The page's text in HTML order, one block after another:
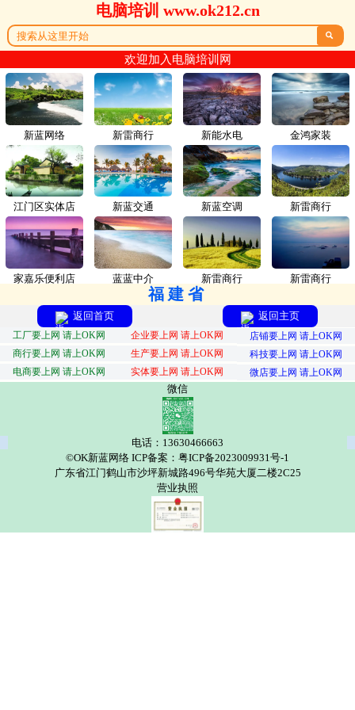
电脑培训 www.ok212.cn

欢迎加入电脑培训网
新蓝网络 新雷商行
江门区实体店 新蓝交通
家嘉乐便利店 蓝蓝中介
新能水电 金鸿家装
新蓝空调 新雷商行
新雷商行 新雷商行
福建省
返回首页 返回主页
工厂要上网 请上OK网 企业要上网 请上OK网
店铺要上网 请上OK网
商行要上网 请上OK网
生产要上网 请上OK网
科技要上网 请上OK网
电商要上网 请上OK网
实体要上网 请上OK网 微店要上网 请上OK网
微信
电话：13630466663
©OK新蓝网络 ICP备案：粤ICP备2023009931号-1
广东省江门鹤山市沙坪新城路496号华苑大厦二楼2C25
营业执照